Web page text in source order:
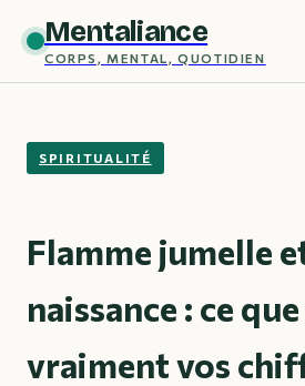
Mentaliance
CORPS, MENTAL, QUOTIDIEN
SPIRITUALITÉ
Flamme jumelle
naissance : ce
vraiment vos